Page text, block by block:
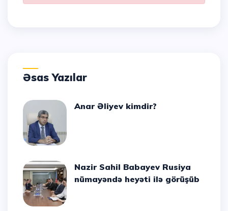
Əsas Yazılar
Anar Əliyev kimdir?
Nazir Sahil Babayev Rusiya
nümayəndə heyəti ilə görüşüb